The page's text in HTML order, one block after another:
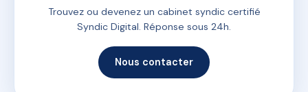
Trouvez ou devenez un cabinet syndic certifié
Syndic Digital. Réponse sous 24h.
Nous contacter